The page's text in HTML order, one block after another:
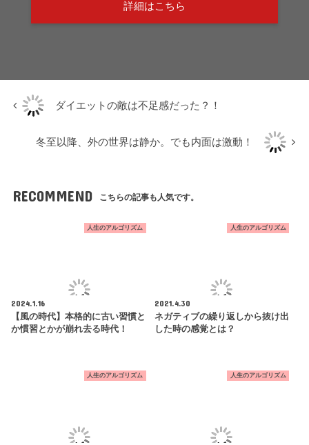
詳細はこちら
ダイエットの敵は不足感だった？！
冬至以降、外の世界は静か。でも内面は激動！
RECOMMEND こちらの記事も人気です。
人生のアルゴリズム
2024.1.16
【風の時代】本格的に古い習慣と
か慣習とかが崩れ去る時代！
人生のアルゴリズム
2021.4.30
ネガティブの繰り返しから抜け出
した時の感覚とは？
人生のアルゴリズム 人生のアルゴリズム